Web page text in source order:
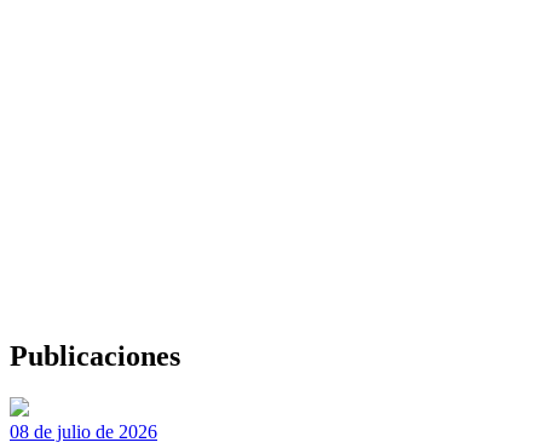
Publicaciones
08 de julio de 2026